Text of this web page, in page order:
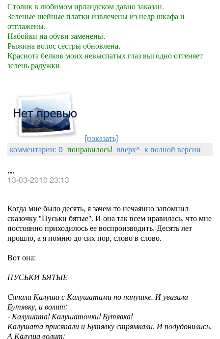
Столик в любимом ирландском давно заказан.
Зеленые шейные платки извлечены из недр шкафа и
отглажены.
Набойки на обуви заменены.
Рыжина волос сестры обновлена.
Краснота белков моих невыспатых глаз выгодно оттеняет
зелень радужки.
[показать]
комментарии: 0 понравилось! вверх^ к полной версии
...
13-03-2010 23:13
Когда мне было десять, я зачем-то нечаянно запомнил
сказочку "Пуськи бятые". И она так всем нравилась, что мне
постоянно приходилось ее воспроизводить. Десять лет
прошло, а я помню до сих пор, слово в слово.
Вот она:
ПУСЬКИ БЯТЫЕ
Сяпала Калуша с Калушатами по напушке. И увазила
Бутявку, и волит:
- Калушата! Калушаточки! Бутявка!
Калушата присяпали и Бутявку стрямкали. И подудонились.
А Калуша волит: